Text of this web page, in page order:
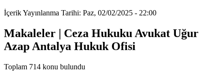
İçerik Yayınlanma Tarihi: Paz, 02/02/2025 - 22:00
Makaleler | Ceza Hukuku Avukat Uğur
Azap Antalya Hukuk Ofisi
Toplam 714 konu bulundu